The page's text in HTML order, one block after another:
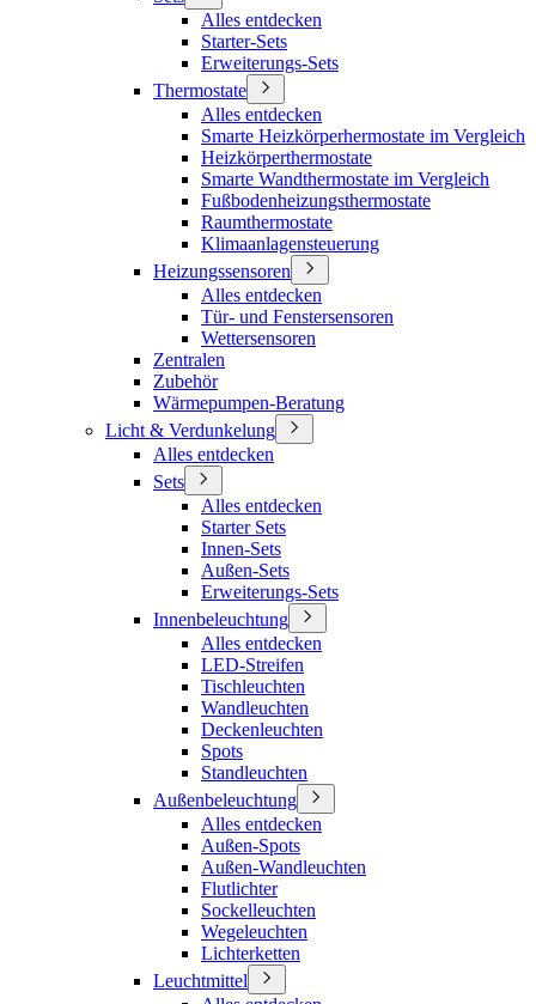
Alles entdecken
Starter-Sets
Erweiterungs-Sets
Thermostate
Alles entdecken
Smarte Heizkörperhermostate im Vergleich
Heizkörperthermostate
Smarte Wandthermostate im Vergleich
Fußbodenheizungsthermostate
Raumthermostate
Klimaanlagensteuerung
Heizungssensoren
Alles entdecken
Tür- und Fenstersensoren
Wettersensoren
Zentralen
Zubehör
Wärmepumpen-Beratung
Licht & Verdunkelung
Alles entdecken
Sets
Alles entdecken
Starter Sets
Innen-Sets
Außen-Sets
Erweiterungs-Sets
Innenbeleuchtung
Alles entdecken
LED-Streifen
Tischleuchten
Wandleuchten
Deckenleuchten
Spots
Standleuchten
Außenbeleuchtung
Alles entdecken
Außen-Spots
Außen-Wandleuchten
Flutlichter
Sockelleuchten
Wegeleuchten
Lichterketten
Leuchtmittel